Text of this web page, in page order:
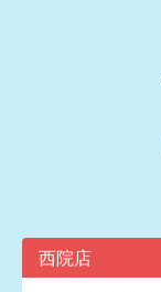
西院店